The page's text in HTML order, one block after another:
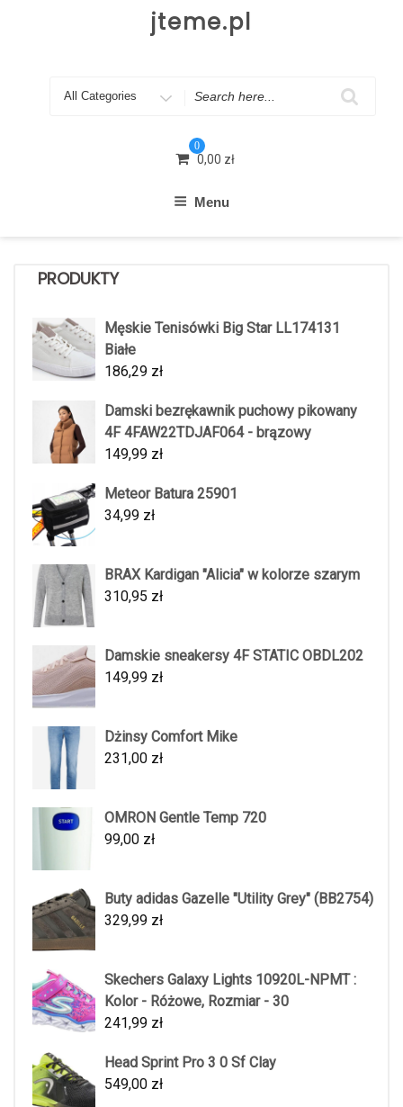
jteme.pl
Search
0
0,00 zł
Menu
PRODUKTY
Męskie Tenisówki Big Star LL174131
Białe
186,29 zł
Damski bezrękawnik puchowy pikowany
4F 4FAW22TDJAF064 - brązowy
149,99 zł
Meteor Batura 25901
34,99 zł
BRAX Kardigan "Alicia" w kolorze szarym
310,95 zł
Damskie sneakersy 4F STATIC OBDL202
149,99 zł
Dżinsy Comfort Mike
231,00 zł
OMRON Gentle Temp 720
99,00 zł
Buty adidas Gazelle "Utility Grey" (BB2754)
329,99 zł
Skechers Galaxy Lights 10920L-NPMT :
Kolor - Różowe, Rozmiar - 30
241,99 zł
Head Sprint Pro 3 0 Sf Clay
549,00 zł